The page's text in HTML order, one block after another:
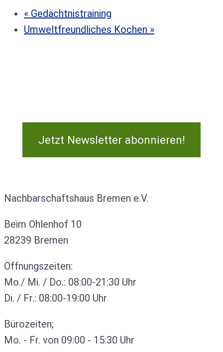
« Gedächtnistraining
Umweltfreundliches Kochen »
Jetzt Newsletter abonnieren!
Nachbarschaftshaus Bremen e.V.
Beim Ohlenhof 10
28239 Bremen
Öffnungszeiten:
Mo./ Mi. / Do.: 08:00-21:30 Uhr
Di. / Fr.: 08:00-19:00 Uhr
Bürozeiten;
Mo. - Fr. von 09:00 - 15:30 Uhr